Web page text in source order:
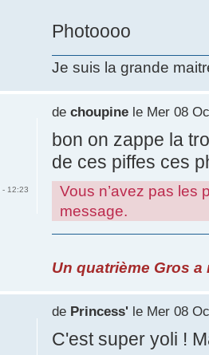
Photoooo
Je suis la grande
de choupinele Mer 08
bon on zappe la
de ces piffes ces
Vous n’avez pas les
message.
Un quatrième Gros
- 12:23
de Princess'le Mer 08
C'est super yoli !